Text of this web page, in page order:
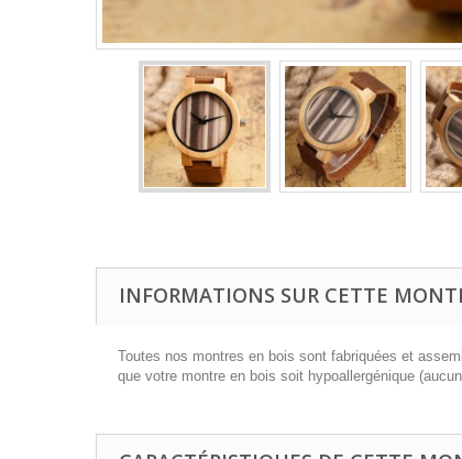
INFORMATIONS SUR CETTE
Toutes nos montres en bois sont fabriquées et
que votre montre en bois soit hypoallergénique